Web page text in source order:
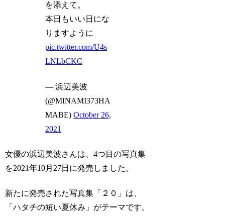
を添えて。
本日もいい日にな
りますように
pic.twitter.com/U4s
LNLbCKC
— 浜辺美波
(@MINAMI373HA
MABE)October 26,
2021
女優の浜辺美波さんは、4つ目の写真集
を2021年10月27日に発売しました。
新たに発売された写真集「２０」は、
「ハタチの短い夏休み」がテーマです。